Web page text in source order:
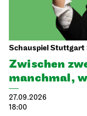
Schauspiel Stuttgart
Zwischen
manch­mal,
27.09.2026
18:00